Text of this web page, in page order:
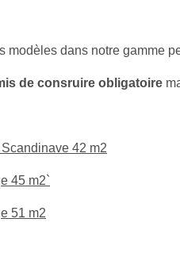
modèles dans notre gamme
de consruire obligatoire
Scandinave 42 m2
45 m2`
51 m2